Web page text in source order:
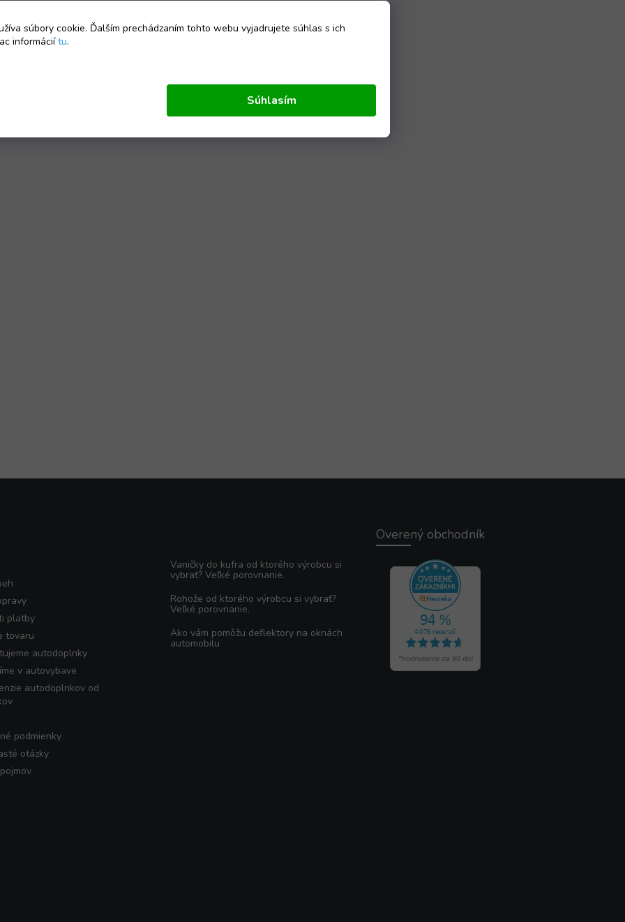
súbory cookie. Ďalším prechádzaním tohto webu vyjadrujete súhlas s ich
informáciítu.
Súhlasím
platby
tovaru
autodoplnky
v autovybave
autodoplnkov od
podmienky
otázky
Vaničky do kufra od ktorého výrobcu si
vybrať? Veľké porovnanie.
Rohože od ktorého výrobcu si vybrať?
Veľké porovnanie.
Ako vám pomôžu deflektory na oknách
automobilu
Overený obchodník